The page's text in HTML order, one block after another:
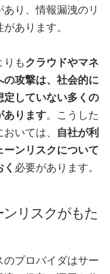
り、情報漏洩のリ
あります。
りもクラウドやマネ
攻撃は、社会的に
していない多くの
あります。こうした
いては、 自社が利
ンリスクについて
必要があります。
リスクがもた
のプロバイダはサー